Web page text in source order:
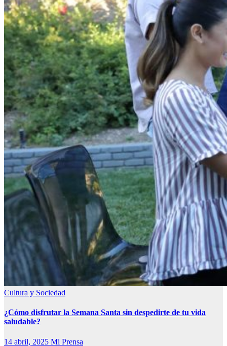
Cultura y Sociedad
¿Cómo disfrutar la Semana Santa sin despedirte de tu vida
saludable?
14 abril, 2025 Mi Prensa